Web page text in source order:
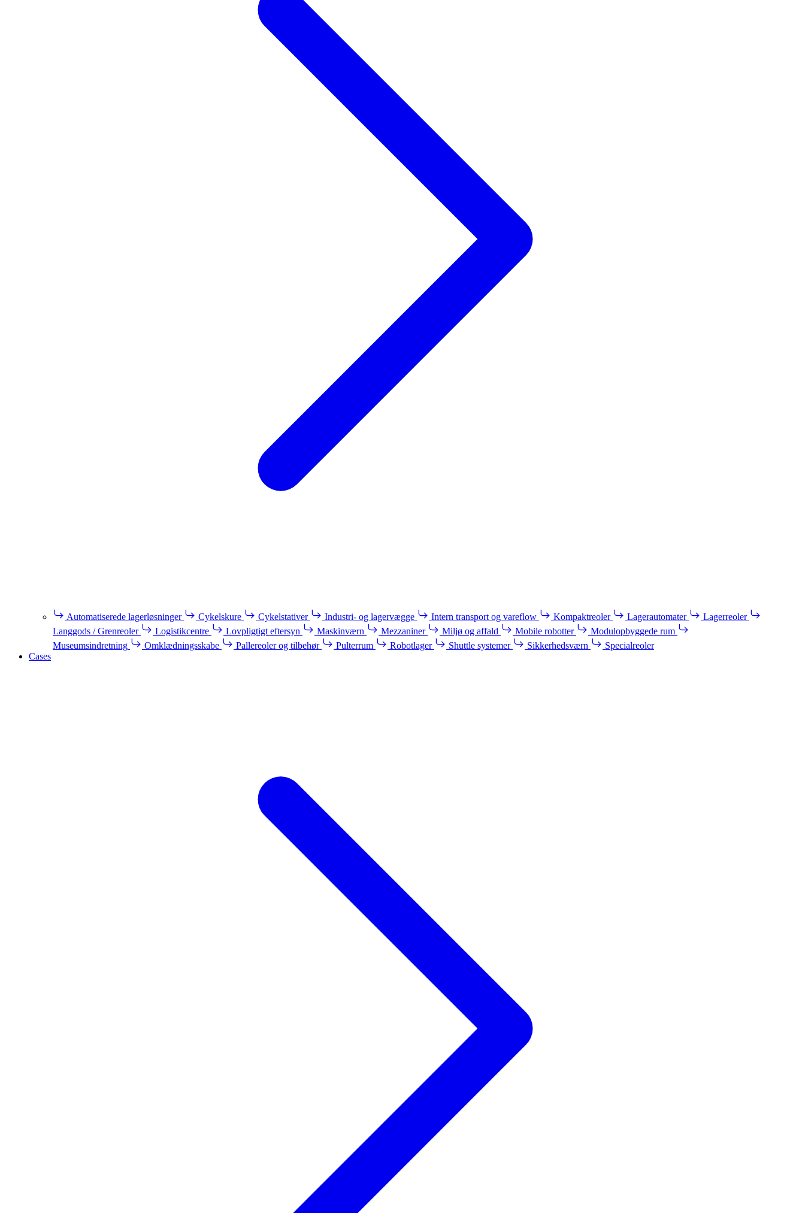
Automatiserede lagerløsninger Cykelskure Cykelstativer Industri- og lagervægge Intern transport og vareflow Kompaktreoler Lagerautomater
Lagerreoler
Langgods / Grenreoler
Logistikcentre Lovpligtigt eftersyn Maskinværn Mezzaniner Miljø og affald Mobile robotter
Modulopbyggede rum
Museumsindretning
Omklædningsskabe Pallereoler og tilbehør Pulterrum Robotlager Shuttle systemer Sikkerhedsværn
Specialreoler
Cases